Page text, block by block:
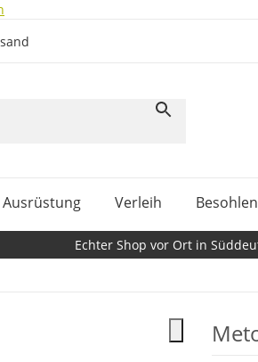
Ausrüstung Verleih Besohlen
Echter Shop vor Ort in